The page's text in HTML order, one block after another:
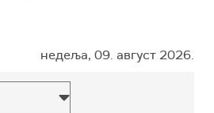
недеља, 09. август 2026.